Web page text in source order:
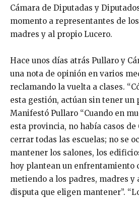
Cámara de Diputadas y
momento a representantes de
madres y al propio Lucero.
Hace unos días atrás Pullaro y
una nota de opinión en varios
reclamando la vuelta a clases.
esta gestión, actúan sin tener un
Manifestó Pullaro “Cuando en
esta provincia, no había casos
cerrar todas las escuelas; no se
mantener los salones, los
hoy plantean un enfrentamiento
metiendo a los padres, madres y
disputa que eligen mantener”.